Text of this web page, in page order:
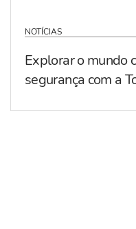
NOTÍCIAS
Explorar o mundo
segurança com a